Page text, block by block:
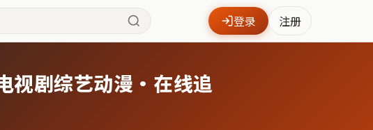
登录 注册
视剧综艺动漫·在线追